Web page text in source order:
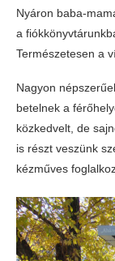
Nyáron baba-
a
Természetesen a
Nagyon
betelnek a
közkedvelt, de
is részt veszünk
kézműves